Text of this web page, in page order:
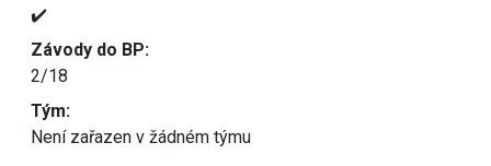
✔️
Závody do BP:
2/18
Tým:
Není zařazen v žádném týmu